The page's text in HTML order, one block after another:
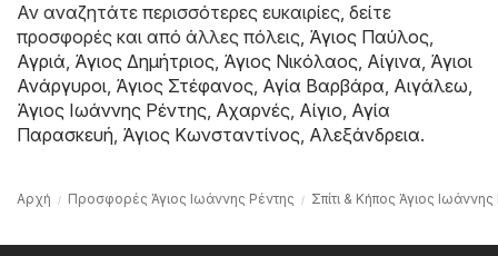
Αν αναζητάτε περισσότερες ευκαιρίες, δείτε
προσφορές και από άλλες πόλεις, Άγιος Παύλος,
Αγριά, Άγιος Δημήτριος, Άγιος Νικόλαος, Αίγινα, Άγιοι
Ανάργυροι, Άγιος Στέφανος, Αγία Βαρβάρα, Αιγάλεω,
Άγιος Ιωάννης Ρέντης, Αχαρνές, Αίγιο, Αγία
Παρασκευή, Άγιος Κωνσταντίνος, Αλεξάνδρεια.
Αρχή Προσφορές Άγιος Ιωάννης Ρέντης Σπίτι & Κήπος Άγιος